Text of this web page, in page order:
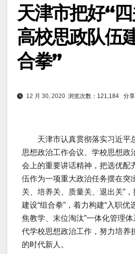
天津市把好“
高校思政队伍
合拳”
12 月 30, 2020 浏览次数：121,184 分
天津市认真贯彻落实习近平
思想政治工作会议、学校思想政
会上的重要讲话精神，把选优配
伍作为一项重大政治任务摆在突
关、培养关、质量关、退出关”
建设“组合拳”，着力构建“入职优
焦教学、末位淘汰”一体化管理
代学校思想政治工作，努力培养
的时代新人。